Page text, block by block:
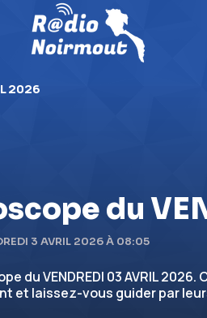
2026
du
3 AVRIL 2026 À 08:05
du VENDREDI 03 AVRIL
et laissez-vous guider par